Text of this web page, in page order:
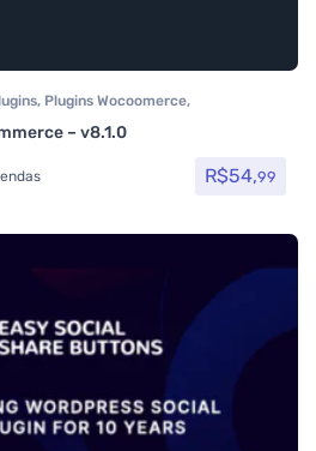
, Plugins Wocoomerce,
– v8.1.0
R$54,99